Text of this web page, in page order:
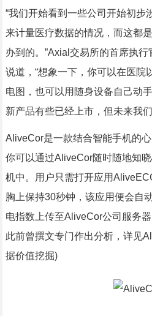
“我们开始看到一些公司开始初步
来计量医疗数据的情况，而这都
办到的。”Axial交易所的首席执
说道，“想象一下，你可以在医院
电图，也可以用随身设备自己动
新产品有些已经上市，但未来我
AliveCor是一款结合智能手机的
你可以通过AliveCor随时随地知
机中。用户只需打开应用
胸上保持30秒钟，该应用便会自
电指数上传至AliveCor公司服务
此前曾撰文专门作出分析，详见
据价值挖掘)